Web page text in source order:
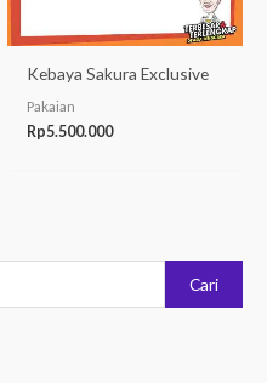
Cari
Kebaya Sakura Exclusive
Pakaian
Rp5.500.000